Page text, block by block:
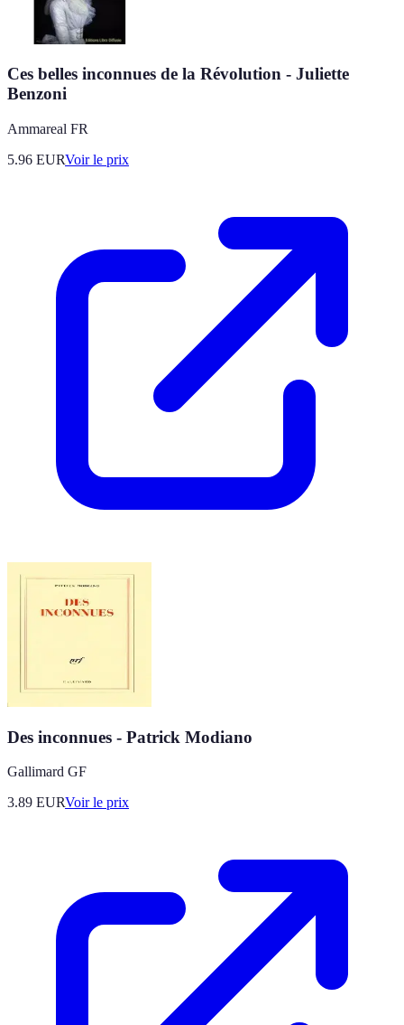
Ces belles inconnues de la Révolution - Juliette
Benzoni
Ammareal FR
5.96 EURVoir le prix
Des inconnues - Patrick Modiano
Gallimard GF
3.89 EURVoir le prix